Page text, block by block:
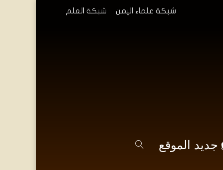
شبكة علماء اليمن شبكة العلم
جديد الموقع